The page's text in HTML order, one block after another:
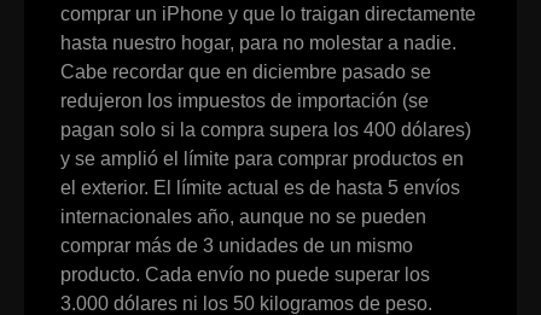
comprar un iPhone y que lo traigan directamente
hasta nuestro hogar, para no molestar a nadie.
Cabe recordar que en diciembre pasado se
redujeron los impuestos de importación (se
pagan solo si la compra supera los 400 dólares)
y se amplió el límite para comprar productos en
el exterior. El límite actual es de hasta 5 envíos
internacionales año, aunque no se pueden
comprar más de 3 unidades de un mismo
producto. Cada envío no puede superar los
3.000 dólares ni los 50 kilogramos de peso.